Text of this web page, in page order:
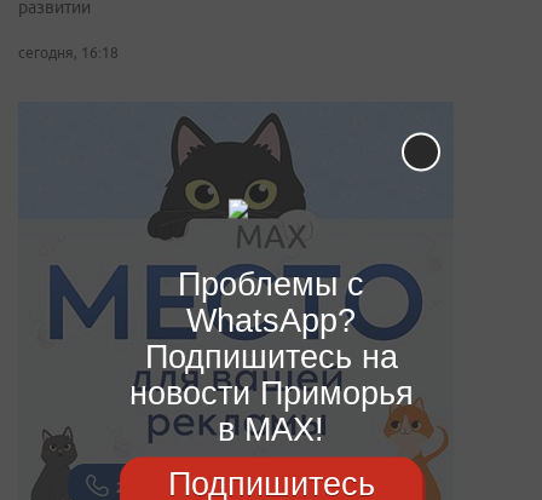
развитии
сегодня, 16:18
Проблемы с
WhatsApp?
Подпишитесь на
новости Приморья
в MAX!
Подпишитесь